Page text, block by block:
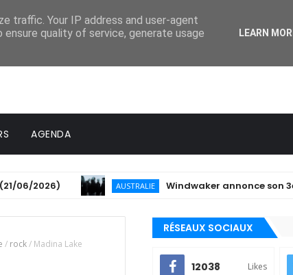
AGENDA
2026) AUSTRALIE Windwaker annonce son 3ème
/ rock/ Madina Lake
RÉSEAUX SOCIAUX
12038 Likes
traffic. Your IP address and user-agent
quality of service, generate usage
LEARN